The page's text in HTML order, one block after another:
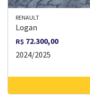
RENAULT
Logan
R$ 72.300,00
2024/2025